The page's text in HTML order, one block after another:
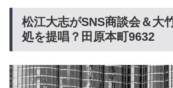
松江大志がSNS商談会＆大
処を提唱？田原本町9632